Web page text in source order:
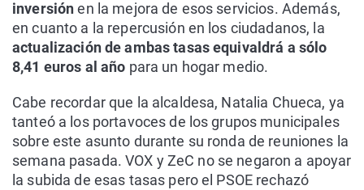
inversiónen la mejora de esos servicios. Además,
en cuanto a la repercusión en los ciudadanos, la
actualización de ambas tasas equivaldrá a sólo
8,41 euros al año para un hogar medio.
Cabe recordar que la alcaldesa, Natalia Chueca, ya
tanteó a los portavoces de los grupos municipales
sobre este asunto durante su ronda de reuniones la
semana pasada. VOX y ZeC no se negaron a apoyar
la subida de esas tasas pero el PSOE rechazó